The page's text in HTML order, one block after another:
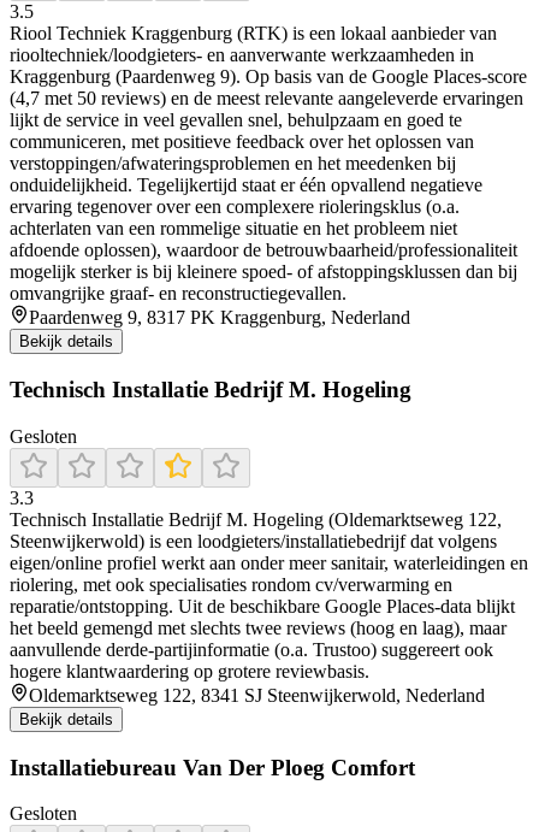
3.5
Riool Techniek Kraggenburg (RTK) is een lokaal aanbieder van
riooltechniek/loodgieters- en aanverwante werkzaamheden in
Kraggenburg (Paardenweg 9). Op basis van de Google Places-score
(4,7 met 50 reviews) en de meest relevante aangeleverde ervaringen
lijkt de service in veel gevallen snel, behulpzaam en goed te
communiceren, met positieve feedback over het oplossen van
verstoppingen/afwateringsproblemen en het meedenken bij
onduidelijkheid. Tegelijkertijd staat er één opvallend negatieve
ervaring tegenover over een complexere rioleringsklus (o.a.
achterlaten van een rommelige situatie en het probleem niet
afdoende oplossen), waardoor de betrouwbaarheid/professionaliteit
mogelijk sterker is bij kleinere spoed- of afstoppingsklussen dan bij
omvangrijke graaf- en reconstructiegevallen.
Paardenweg 9, 8317 PK Kraggenburg, Nederland
Bekijk details
Technisch Installatie Bedrijf M. Hogeling
Gesloten
3.3
Technisch Installatie Bedrijf M. Hogeling (Oldemarktseweg 122,
Steenwijkerwold) is een loodgieters/installatiebedrijf dat volgens
eigen/online profiel werkt aan onder meer sanitair, waterleidingen en
riolering, met ook specialisaties rondom cv/verwarming en
reparatie/ontstopping. Uit de beschikbare Google Places-data blijkt
het beeld gemengd met slechts twee reviews (hoog en laag), maar
aanvullende derde-partijinformatie (o.a. Trustoo) suggereert ook
hogere klantwaardering op grotere reviewbasis.
Oldemarktseweg 122, 8341 SJ Steenwijkerwold, Nederland
Bekijk details
Installatiebureau Van Der Ploeg Comfort
Gesloten